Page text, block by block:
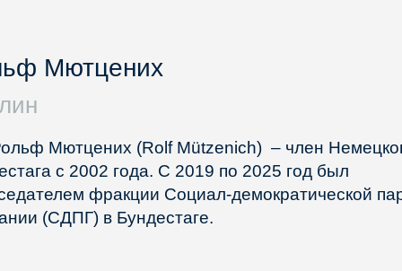
Мютцених
Мютцених (Rolf Mützenich) – член
с 2002 года. С 2019 по 2025 год был
фракции Социал-демократической
(СДПГ) в Бундестаге.